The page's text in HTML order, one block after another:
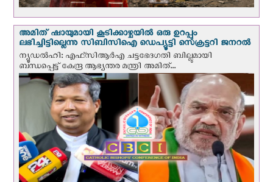
അമിത് ഷായുമായി കൂടിക്കാഴ്ചയില്‍ ഒരു ഉറപ്പും
ലഭിച്ചിട്ടില്ലെന്നു സിബിസിഐ ഡെപ്യൂട്ടി സെക്രട്ടറി ജനറല്‍
ന്യൂഡല്‍ഹി: എഫ്‌സിആര്‍എ ചട്ടഭേദഗതി ബില്ലുമായി
ബന്ധപ്പെട്ട് കേന്ദ്ര ആഭ്യന്തര മന്ത്രി അമിത്...